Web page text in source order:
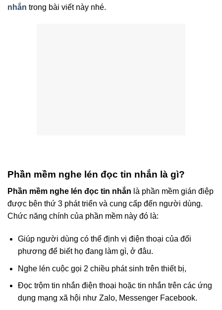
nhắn trong bài viết này nhé.
Phần mềm nghe lén đọc tin nhắn là gì?
Phần mềm nghe lén đọc tin nhắn là phần mềm gián điệp
được bên thứ 3 phát triển và cung cấp đến người dùng.
Chức năng chính của phần mềm này đó là:
Giúp người dùng có thể định vị điện thoại của đối
phương để biết họ đang làm gì, ở đâu.
Nghe lén cuộc gọi 2 chiều phát sinh trên thiết bị,
Đọc trộm tin nhắn điện thoại hoặc tin nhắn trên các ứng
dụng mạng xã hội như Zalo, Messenger Facebook.